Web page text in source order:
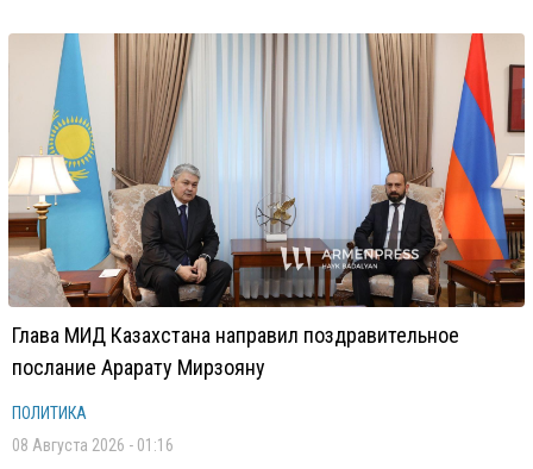
Глава МИД Казахстана направил поздравительное
послание Арарату Мирзояну
ПОЛИТИКА
08 Августа 2026 - 01:16